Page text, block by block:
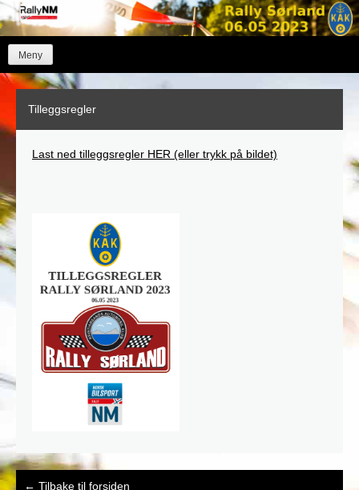
Skip
to
Meny
Tilleggsregler
Last ned tilleggsregler HER (eller trykk på bildet)
Post
← Tilbake til forsiden